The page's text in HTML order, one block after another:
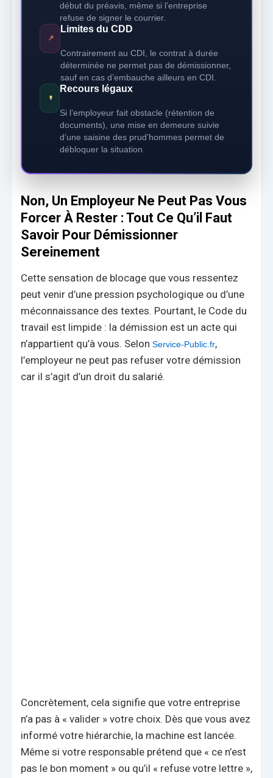
début du préavis, même si l’entreprise
refuse de signer le courrier.
Limites du CDD
Contrairement au CDI, le contrat à durée
déterminée ne permet pas de démissionner,
sauf en cas d’embauche ailleurs en CDI.
Recours légaux
Si l’employeur fait obstacle (rétention de
documents), une mise en demeure suivie
d’une saisine des prud’hommes permet de
débloquer la situation.
Non, Un Employeur Ne Peut Pas Vous
Forcer À Rester : Tout Ce Qu’il Faut
Savoir Pour Démissionner
Sereinement
Cette sensation de blocage que vous ressentez
peut venir d’une pression psychologique ou d’une
méconnaissance des textes. Pourtant, le Code du
travail est limpide : la démission est un acte qui
n’appartient qu’à vous. Selon Service-Public.fr,
l’employeur ne peut pas refuser votre démission
car il s’agit d’un droit du salarié.
Concrètement, cela signifie que votre entreprise
n’a pas à « valider » votre choix. Dès que vous avez
informé votre hiérarchie, la machine est lancée.
Même si votre responsable prétend que « ce n’est
pas le bon moment » ou qu’il « refuse votre lettre »,